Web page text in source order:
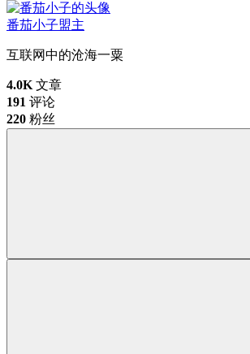
番茄小子盟主
互联网中的沧海一粟
4.0K 文章
191 评论
220 粉丝